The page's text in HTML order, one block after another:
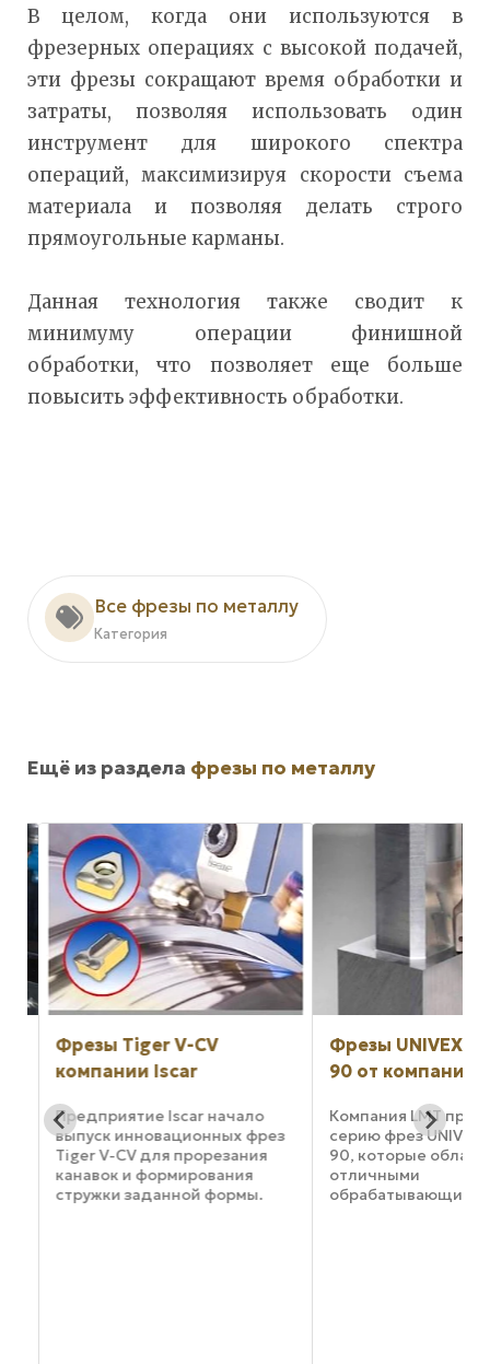
В целом, когда они используются в
фрезерных операциях с высокой подачей,
эти фрезы сокращают время обработки и
затраты, позволяя использовать один
инструмент для широкого спектра
операций, максимизируя скорости съема
материала и позволяя делать строго
прямоугольные карманы.
Данная технология также сводит к
минимуму операции финишной
обработки, что позволяет еще больше
повысить эффективность обработки.
Все фрезы по металлу
Категория
Ещё из раздела фрезы по металлу
Фрезы Tiger V-CV
компании Iscar
Предприятие Iscar начало
выпуск инновационных фрез
Tiger V-CV для прорезания
канавок и формирования
стружки заданной формы.
Фрезы UNIVEX
90 от компании
Компания LMT
серию фрез UNIVEX
90, которые
отличными
обрабатывающими